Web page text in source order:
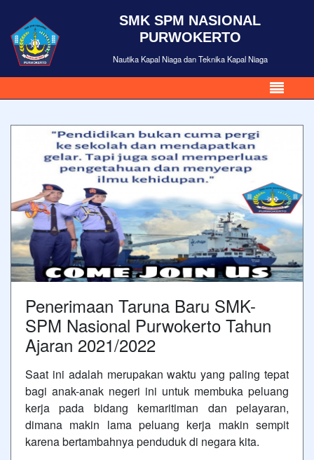
SMK SPM NASIONAL
PURWOKERTO
Nautika Kapal Niaga dan Teknika Kapal Niaga
Penerimaan Taruna Baru SMK-
SPM Nasional Purwokerto Tahun
Ajaran 2021/2022
Saat ini adalah merupakan waktu yang paling tepat
bagi anak-anak negeri ini untuk membuka peluang
kerja pada bidang kemaritiman dan pelayaran,
dimana makin lama peluang kerja makin sempit
karena bertambahnya penduduk di negara kita.